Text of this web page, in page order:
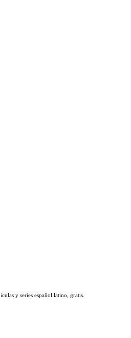
y series español latino, gratis.